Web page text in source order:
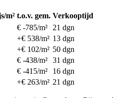
m² t.o.v. gem. Verkooptijd
€ -785/m²
21 dgn
+€ 538/m² 13 dgn
+€ 102/m² 50 dgn
€ -438/m² 31 dgn
€ -415/m²
16 dgn
+€ 263/m² 21 dgn